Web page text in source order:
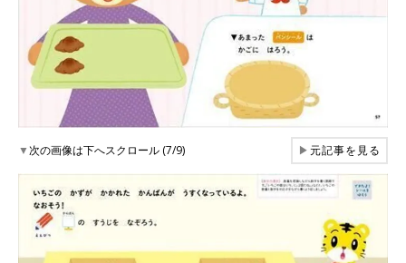
▼次の画像は下へスクロール (7/9) ▶元記事を見る